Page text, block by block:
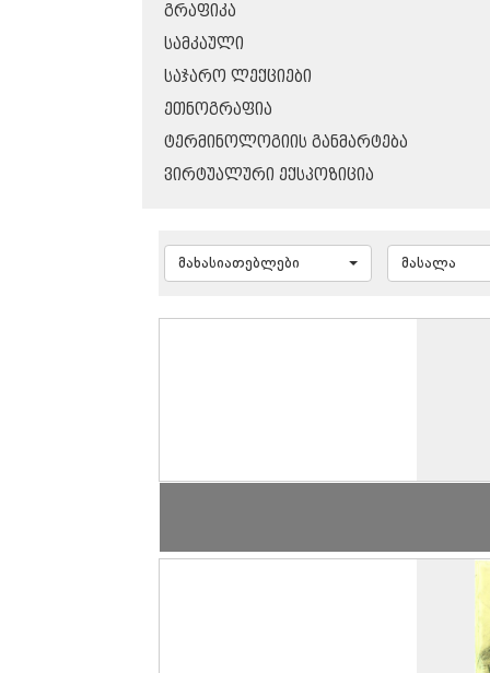
ᲒᲠᲐᲤᲘᲙᲐ
ᲡᲐᲛᲙᲐᲣᲚᲘ
ᲡᲐᲯᲐᲠᲝ ᲚᲔᲥᲪᲘᲔᲑᲘ
ᲔᲗᲜᲝᲒᲠᲐᲤᲘᲐ
ᲢᲔᲠᲛᲘᲜᲝᲚᲝᲒᲘᲘᲡ ᲒᲐᲜᲛᲐᲠᲢᲔᲑᲐ
ᲕᲘᲠᲢᲣᲐᲚᲣᲠᲘ ᲔᲥᲡᲞᲝᲖᲘᲪᲘᲐ
მახასიათებლები მასალა